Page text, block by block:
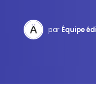
par Équipe